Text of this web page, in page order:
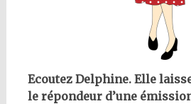
Ecoutez Delphine. Elle
le répondeur d’une